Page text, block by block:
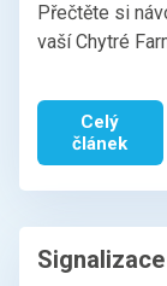
Přečtěte si
vaší Chytré
Celý
článek